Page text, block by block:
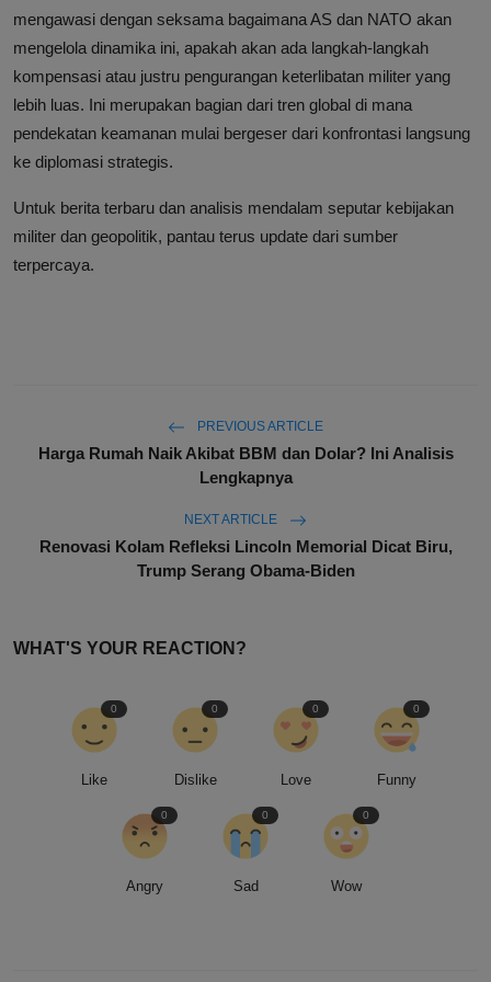
mengawasi dengan seksama bagaimana AS dan NATO akan
mengelola dinamika ini, apakah akan ada langkah-langkah
kompensasi atau justru pengurangan keterlibatan militer yang
lebih luas. Ini merupakan bagian dari tren global di mana
pendekatan keamanan mulai bergeser dari konfrontasi langsung
ke diplomasi strategis.
Untuk berita terbaru dan analisis mendalam seputar kebijakan
militer dan geopolitik, pantau terus update dari sumber
terpercaya.
PREVIOUS ARTICLE
Harga Rumah Naik Akibat BBM dan Dolar? Ini Analisis
Lengkapnya
NEXT ARTICLE
Renovasi Kolam Refleksi Lincoln Memorial Dicat Biru,
Trump Serang Obama-Biden
WHAT'S YOUR REACTION?
Like
0
Dislike
0
Love
0
Funny
0
Angry
0
Sad
0
Wow
0